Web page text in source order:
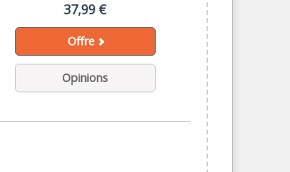
37,99 €
Offre
Opinions